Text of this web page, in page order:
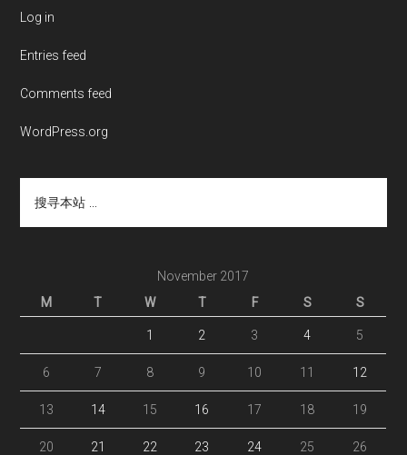
Log in
Entries feed
Comments feed
WordPress.org
本
November 2017
M
T W T F S S
1 2 3 4 5
6 7 8 9 10 11 12
13 14 15 16 17 18 19
20 21 22 23 24 25 26